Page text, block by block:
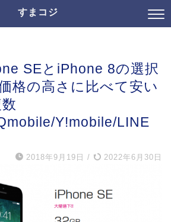
すまコジ
SEとiPhone 8の選択
格の高さに比べて安い
Y!mobile/LINE
2018年9月19日 / 2022年6月30日